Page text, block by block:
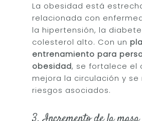
La obesidad está
relacionada con
la hipertensión, la
colesterol alto. Con un
entrenamiento para
obesidad, se fortalece el
mejora la circulación y se
riesgos asociados.